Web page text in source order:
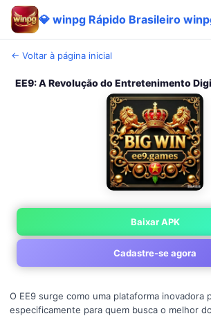
← Voltar à página inicial
EE9: A Revolução do Entretenimento
Baixar APK
Cadastre-se agora
O EE9 surge como uma plataforma inovadora
especificamente para quem busca o melhor